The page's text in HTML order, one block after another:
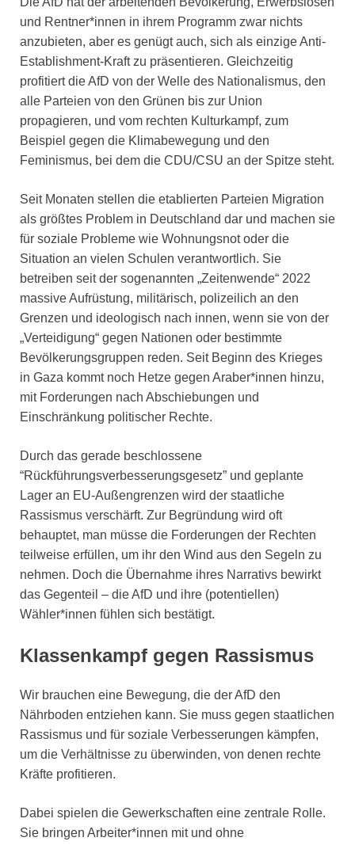
und Rentner*innen in ihrem Programm zwar nichts
anzubieten, aber es genügt auch, sich als einzige Anti-
Establishment-Kraft zu präsentieren. Gleichzeitig
profitiert die AfD von der Welle des Nationalismus, den
alle Parteien von den Grünen bis zur Union
propagieren, und vom rechten Kulturkampf, zum
Beispiel gegen die Klimabewegung und den
Feminismus, bei dem die CDU/CSU an der Spitze steht.
Seit Monaten stellen die etablierten Parteien Migration
als größtes Problem in Deutschland dar und machen sie
für soziale Probleme wie Wohnungsnot oder die
Situation an vielen Schulen verantwortlich. Sie
betreiben seit der sogenannten „Zeitenwende“ 2022
massive Aufrüstung, militärisch, polizeilich an den
Grenzen und ideologisch nach innen, wenn sie von der
„Verteidigung“ gegen Nationen oder bestimmte
Bevölkerungsgruppen reden. Seit Beginn des Krieges
in Gaza kommt noch Hetze gegen Araber*innen hinzu,
mit Forderungen nach Abschiebungen und
Einschränkung politischer Rechte.
Durch das gerade beschlossene
“Rückführungsverbesserungsgesetz” und geplante
Lager an EU-Außengrenzen wird der staatliche
Rassismus verschärft. Zur Begründung wird oft
behauptet, man müsse die Forderungen der Rechten
teilweise erfüllen, um ihr den Wind aus den Segeln zu
nehmen. Doch die Übernahme ihres Narrativs bewirkt
das Gegenteil – die AfD und ihre (potentiellen)
Wähler*innen fühlen sich bestätigt.
Klassenkampf gegen Rassismus
Wir brauchen eine Bewegung, die der AfD den
Nährboden entziehen kann. Sie muss gegen staatlichen
Rassismus und für soziale Verbesserungen kämpfen,
um die Verhältnisse zu überwinden, von denen rechte
Kräfte profitieren.
Dabei spielen die Gewerkschaften eine zentrale Rolle.
Sie bringen Arbeiter*innen mit und ohne